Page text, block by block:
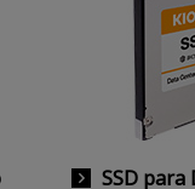
SSD para